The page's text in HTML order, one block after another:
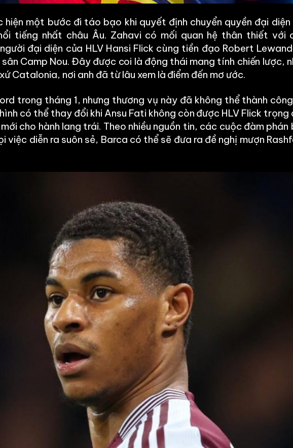
một bước đi táo bạo khi quyết định chuyển quyền đại diện
tiếng nhất châu Âu. Zahavi có mối quan hệ thân thiết với
đại diện của HLV Hansi Flick cùng tiền đạo Robert
Camp Nou. Đây được coi là động thái mang tính chiến lược,
Catalonia, nơi anh đã từ lâu xem là điểm đến mơ ước.
trong tháng 1, nhưng thương vụ này đã không thể thành
có thể thay đổi khi Ansu Fati không còn được HLV Flick trọng
cho hành lang trái. Theo nhiều nguồn tin, các cuộc đàm phán
việc diễn ra suôn sẻ, Barca có thể sẽ đưa ra đề nghị mượn